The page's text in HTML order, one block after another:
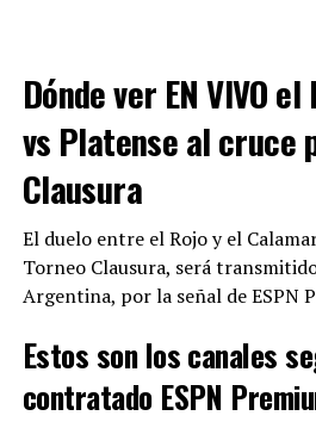
Dónde ver EN VIVO el
vs Platenseal cruce
Clausura
El duelo entre el Rojo y el
Torneo Clausura, será
Argentina, por la señal de ESPN
Estos son los canales
contratado ESPN